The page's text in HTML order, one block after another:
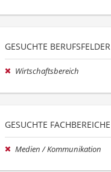
GESUCHTE BERUFSFELDER
Wirtschaftsbereich
GESUCHTE FACHBEREICHE
Medien / Kommunikation